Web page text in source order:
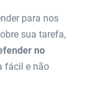
para nos
sua tarefa,
no
fácil e não